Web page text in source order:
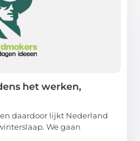
het werken,
daardoor lijkt Nederland
We gaan